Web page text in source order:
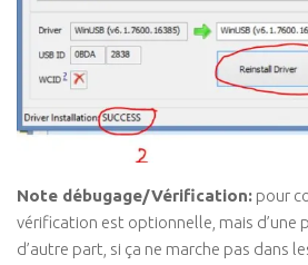
Note débugage/Vérification: pour
vérification est optionnelle, mais d’une
d’autre part, si ça ne marche pas dans